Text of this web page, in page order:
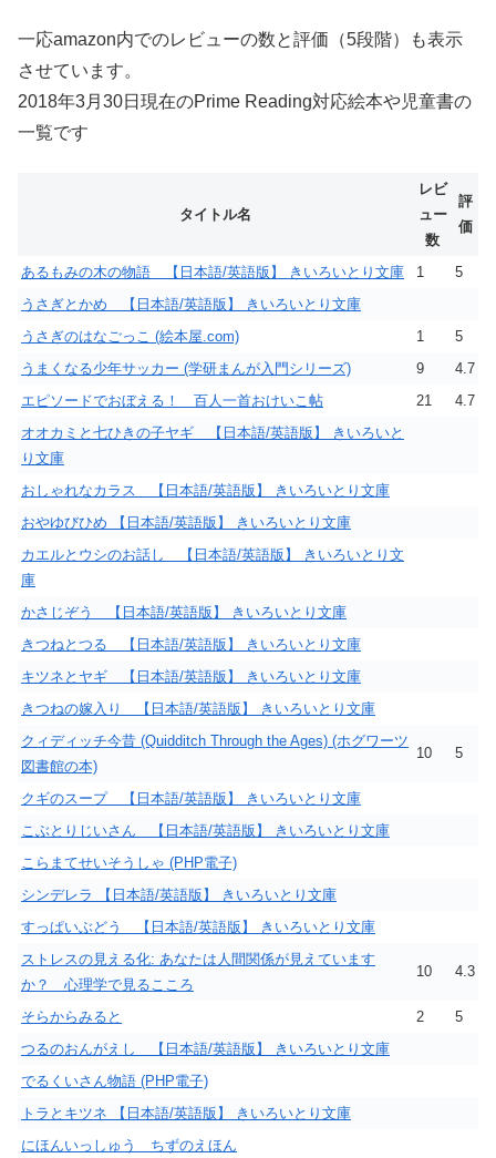
一応amazon内でのレビューの数と評価（5段階）も表示
させています。
2018年3月30日現在のPrime Reading対応絵本や児童書の
一覧です
タイトル名
レビ
ュー
数
評
価
あるもみの木の物語 【日本語/英語版】 きいろいとり文庫 1
5
うさぎとかめ 【日本語/英語版】 きいろいとり文庫
うさぎのはなごっこ (絵本屋.com)
1
5
うまくなる少年サッカー (学研まんが入門シリーズ)
9
4.7
エピソードでおぼえる！ 百人一首おけいこ帖
21
4.7
オオカミと七ひきの子ヤギ 【日本語/英語版】 きいろいと
り文庫
おしゃれなカラス 【日本語/英語版】 きいろいとり文庫
おやゆびひめ 【日本語/英語版】 きいろいとり文庫
カエルとウシのお話し 【日本語/英語版】 きいろいとり文
庫
かさじぞう 【日本語/英語版】 きいろいとり文庫
きつねとつる 【日本語/英語版】 きいろいとり文庫
キツネとヤギ 【日本語/英語版】 きいろいとり文庫
きつねの嫁入り 【日本語/英語版】 きいろいとり文庫
クィディッチ今昔 (Quidditch Through the Ages) (ホグワーツ
図書館の本)
10 5
クギのスープ 【日本語/英語版】 きいろいとり文庫
こぶとりじいさん 【日本語/英語版】 きいろいとり文庫
こらまてせいそうしゃ (PHP電子)
シンデレラ 【日本語/英語版】 きいろいとり文庫
すっぱいぶどう 【日本語/英語版】 きいろいとり文庫
ストレスの見える化: あなたは人間関係が見えています
か？ 心理学で見るこころ
10 4.3
そらからみると 2
5
つるのおんがえし 【日本語/英語版】 きいろいとり文庫
でるくいさん物語 (PHP電子)
トラとキツネ 【日本語/英語版】 きいろいとり文庫
にほんいっしゅう ちずのえほん